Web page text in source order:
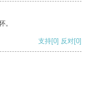
。
支持[0] 反对[0]